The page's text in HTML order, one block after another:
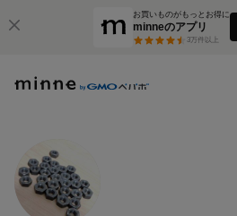
お買いものがもっとお得に
minneのアプリ
3万件以上